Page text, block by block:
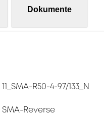
Dokumente
11_SMA-R50-4-97/133_N
SMA-Reverse